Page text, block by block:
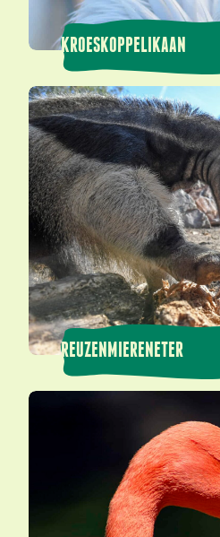
KROESKOPPELIKAAN
REUZENMIERENETER
Reuzenmiereneter
Rode flamingo